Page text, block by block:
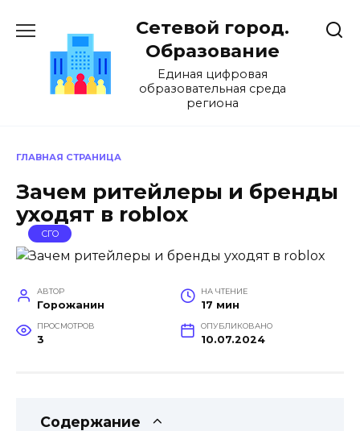
содержанию
Сетевой город.
Образование
Единая цифровая
образовательная среда
региона
ГЛАВНАЯ СТРАНИЦА
Зачем ритейлеры и бренды
уходят в roblox
СГО
АВТОР
Горожанин
НА ЧТЕНИЕ
17 мин
ПРОСМОТРОВ
3
ОПУБЛИКОВАНО
10.07.2024
Содержание